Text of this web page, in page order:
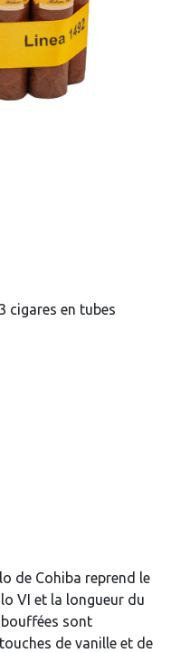
cigares en tubes
de Cohiba reprend le
VI et la longueur du
bouffées sont
de vanille et de